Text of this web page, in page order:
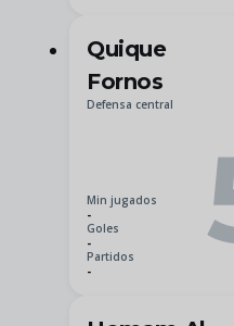
Quique
Fornos
Defensa central
Min jugados
-
Goles
-
Partidos
-